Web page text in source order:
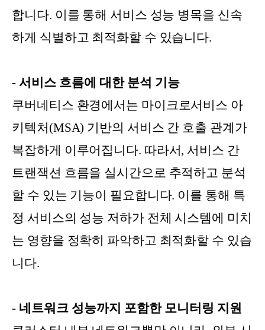
합니다. 이를 통해 서비스 성능 병목을 신속
하게 식별하고 최적화할 수 있습니다.
- 서비스 흐름에 대한 분석 기능
쿠버네티스 환경에서는 마이크로서비스 아
키텍처(MSA) 기반의 서비스 간 호출 관계가
복잡하게 이루어집니다. 따라서, 서비스 간
트랜잭션 흐름을 실시간으로 추적하고 분석
할 수 있는 기능이 필요합니다. 이를 통해 특
정 서비스의 성능 저하가 전체 시스템에 미치
는 영향을 정확히 파악하고 최적화할 수 있습
니다.
- 네트워크 성능까지 포함한 모니터링 지원